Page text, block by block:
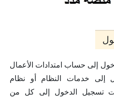
إلى حساب امتدادات الأعمال
إلى خدمات النظام أو نظام
تسجيل الدخول إلى كل من